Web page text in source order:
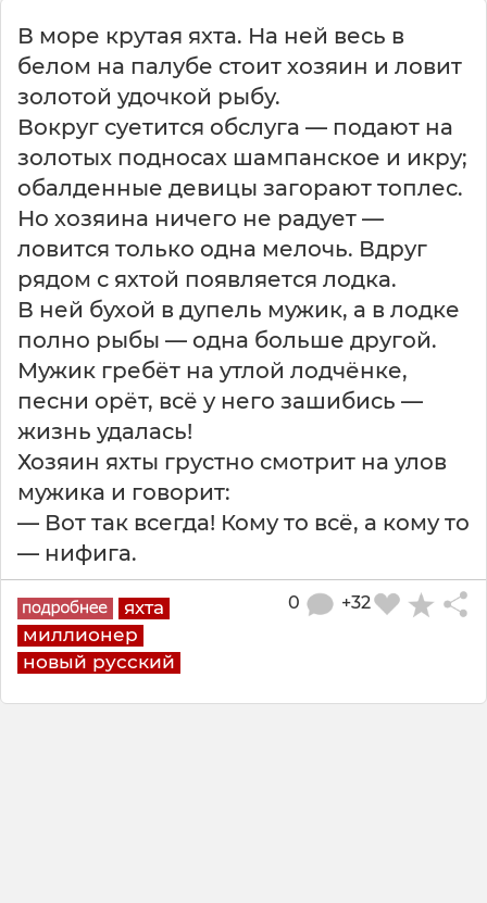
В море крутая яхта. На ней весь в
белом на палубе стоит хозяин и ловит
золотой удочкой рыбу.
Вокруг суетится обслуга — подают на
золотых подносах шампанское и икру;
обалденные девицы загорают топлес.
Но хозяина ничего не радует —
ловится только одна мелочь. Вдруг
рядом с яхтой появляется лодка.
В ней бухой в дупель мужик, а в лодке
полно рыбы — одна больше другой.
Мужик гребёт на утлой лодчёнке,
песни орёт, всё у него зашибись —
жизнь удалась!
Хозяин яхты грустно смотрит на улов
мужика и говорит:
— Вот так всегда! Кому то всё, а кому то
— нифига.
яхта
миллионер
новый русский
+32
0